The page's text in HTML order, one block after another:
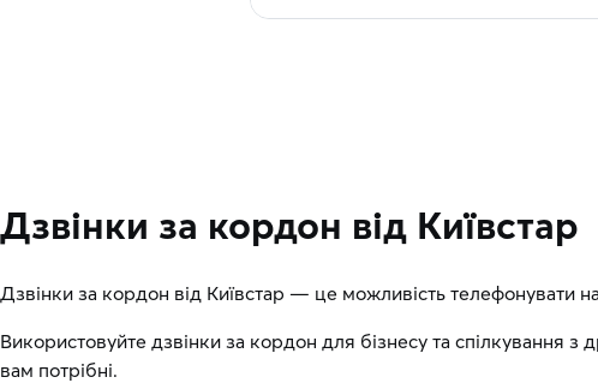
Дзвінки за кордон від Київстар
Дзвінки за кордон від Київстар — це можливість телефонувати
Використовуйте дзвінки за кордон для бізнесу та спілкування
вам потрібні.